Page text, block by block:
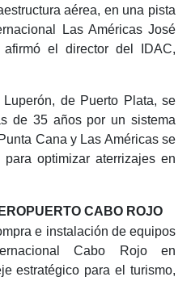
aérea, en una pista
Las Américas José
afirmó el director del IDAC,
de Puerto Plata, se
de 35 años por un sistema
Cana y Las Américas se
optimizar aterrizajes en
CABO ROJO
e instalación de equipos
Cabo Rojo en
estratégico para el turismo,